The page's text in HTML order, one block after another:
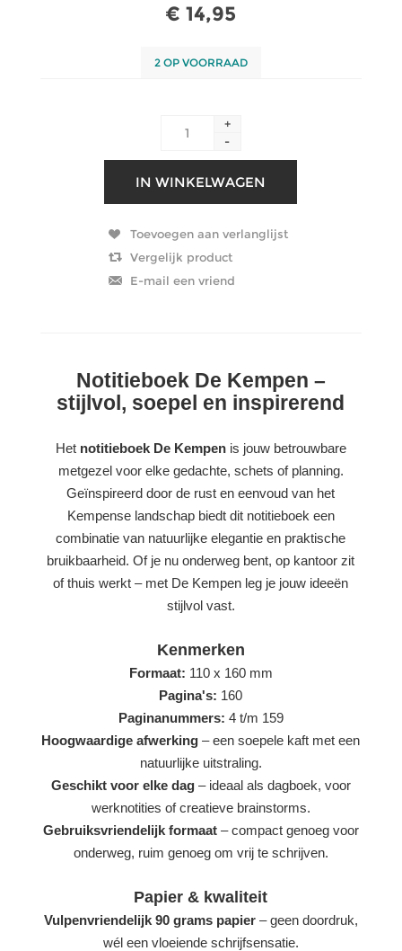
€ 14,95
2 OP VOORRAAD
+
-
Notitieboek De Kempen –
stijlvol, soepel en inspirerend
Het notitieboek De Kempenis jouw betrouwbare
metgezel voor elke gedachte, schets of planning.
Geïnspireerd door de rust en eenvoud van het
Kempense landschap biedt dit notitieboek een
combinatie van natuurlijke elegantie en praktische
bruikbaarheid. Of je nu onderweg bent, op kantoor zit
of thuis werkt – met De Kempen leg je jouw ideeën
stijlvol vast.
Kenmerken
Formaat: 110 x 160 mm
Pagina's: 160
Paginanummers: 4 t/m 159
Hoogwaardige afwerking – een soepele kaft met een
natuurlijke uitstraling.
Geschikt voor elke dag– ideaal als dagboek, voor
werknotities of creatieve brainstorms.
Gebruiksvriendelijk formaat– compact genoeg voor
onderweg, ruim genoeg om vrij te schrijven.
Papier & kwaliteit
Vulpenvriendelijk 90 grams papier– geen doordruk,
wél een vloeiende schrijfsensatie.